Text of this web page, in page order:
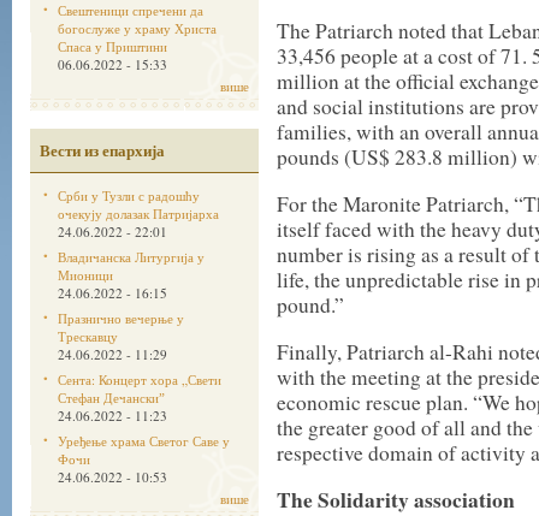
Свештеници спречени да
богослуже у храму Христа
Спаса у Приштини
06.06.2022 - 15:33
више
Вести из епархија
Срби у Тузли с радошћу
очекују долазак Патријарха
24.06.2022 - 22:01
Владичанска Литургија у
Мионици
24.06.2022 - 16:15
Празнично вечерње у
Трескавцу
24.06.2022 - 11:29
Сента: Концерт хора „Свети
Стефан Дечанскиˮ
24.06.2022 - 11:23
Уређење храма Светог Саве у
Фочи
24.06.2022 - 10:53
више
The Patriarch noted that
33,456 people at a cost of
million at the official
and social institutions are
families, with an overall
pounds (US$ 283.8 million)
For the Maronite Patriarch,
itself faced with the heavy
number is rising as a result
life, the unpredictable rise in
pound.”
Finally, Patriarch al-Rahi
with the meeting at the
economic rescue plan. “We
the greater good of all and
respective domain of activity
The Solidarity association